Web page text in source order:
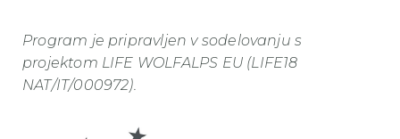
Program je pripravljen v sodelovanju s
projektom LIFE WOLFALPS EU (LIFE18
NAT/IT/000972).